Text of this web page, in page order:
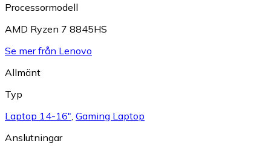
Processormodell
AMD Ryzen 7 8845HS
Se mer från Lenovo
Allmänt
Typ
Laptop 14-16" Gaming Laptop
Anslutningar